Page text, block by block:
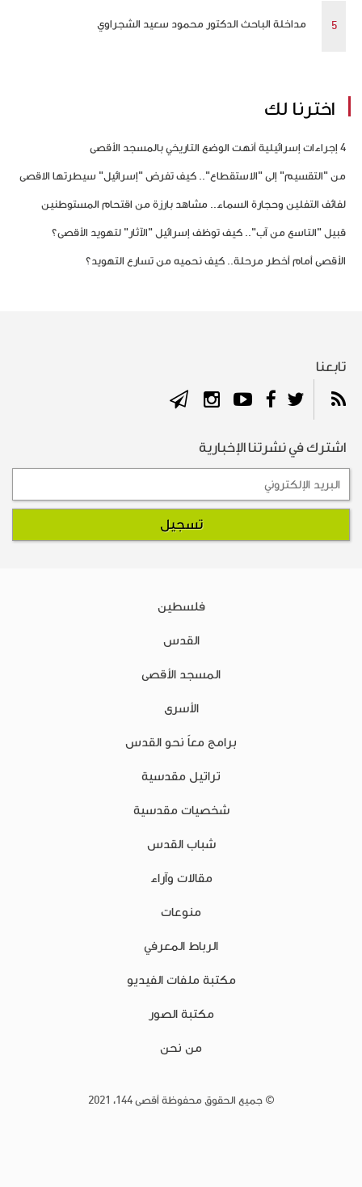
مداخلة الباحث الدكتور محمود سعيد الشجراوي
اخترنا لك
4 إجراءات إسرائيلية أنهت الوضع التاريخي بالمسجد الأقصى
من "التقسيم" إلى "الاستقطاع".. كيف تفرض "إسرائيل" سيطرتها الاقصى
لفائف التفلين وحجارة السماء.. مشاهد بارزة من اقتحام المستوطنين
قبيل "التاسع من آب".. كيف توظف إسرائيل "الآثار" لتهويد الأقصى؟
الأقصى أمام أخطر مرحلة.. كيف نحميه من تسارع التهويد؟
تابعنا
اشترك في نشرتنا الإخبارية
فلسطين
القدس
المسجد الأقصى
الأسرى
برامج معاً نحو القدس
تراتيل مقدسية
شخصيات مقدسية
شباب القدس
مقالات وآراء
منوعات
الرباط المعرفي
مكتبة ملفات الفيديو
مكتبة الصور
من نحن
© جميع الحقوق محفوظة أقصى 144، 2021